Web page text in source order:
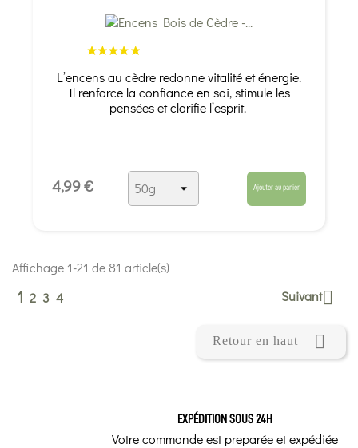
L’encens au cèdre redonne vitalité et énergie.
Il renforce la confiance en soi, stimule les
pensées et clarifie l’esprit.
4,99 € Ajouter au panier
Affichage 1-21 de 81 article(s)
1 2 3 4 Suivant
Retour en haut 
EXPÉDITION SOUS 24H
Votre commande est preparée et expédiée